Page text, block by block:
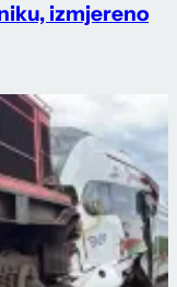
izmjereno